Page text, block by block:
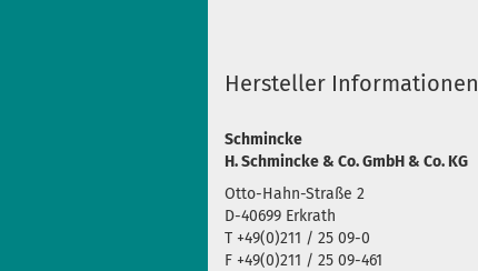
Hersteller Informationen
Schmincke
H. Schmincke & Co. GmbH & Co. KG
Otto-Hahn-Straße 2
D-40699 Erkrath
T +49(0)211 / 25 09-0
F +49(0)211 / 25 09-461